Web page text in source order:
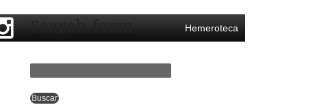
Hemeroteca
Search form